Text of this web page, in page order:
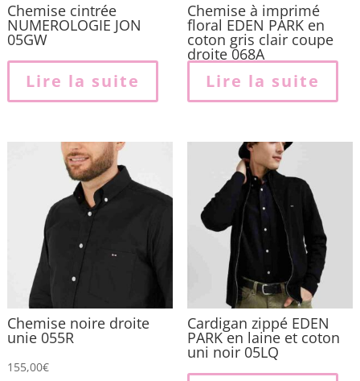
Chemise cintrée
NUMEROLOGIE JON
05GW
Lire la suite
Chemise à imprimé
floral EDEN PARK en
coton gris clair coupe
droite 068A
Lire la suite
Chemise noire droite
unie 055R
155,00€
Cardigan zippé EDEN
PARK en laine et coton
uni noir 05LQ